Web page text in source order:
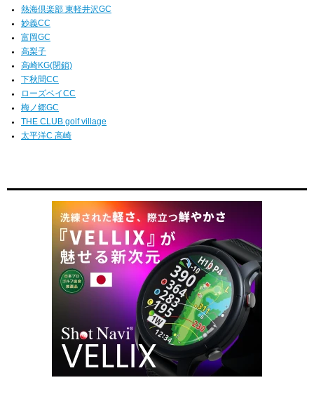
熱海倶楽部 東軽井沢GC
妙義CC
富岡GC
高梨子
高崎KG(閉鎖)
下秋間CC
ローズベイCC
梅ノ郷GC
THE CLUB golf village
太平洋C 高崎